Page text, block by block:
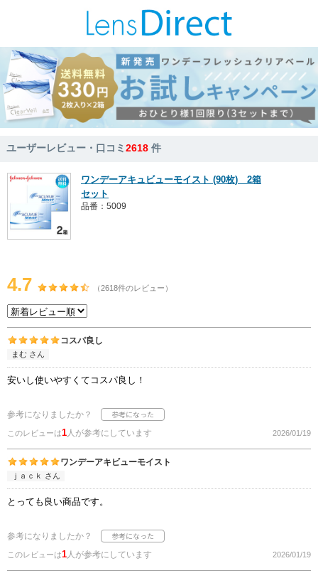
ユーザーレビュー・口コミ2618 件
ワンデーアキュビューモイスト (90枚) 2箱
セット
品番：5009
4.7 （2618件のレビュー）
コスパ良し
まむ さん
安いし使いやすくてコスパ良し！
参考になりましたか？
このレビューは1人が参考にしています 2026/01/19
ワンデーアキビューモイスト
ｊａｃｋ さん
とっても良い商品です。
参考になりましたか？
このレビューは1人が参考にしています 2026/01/19